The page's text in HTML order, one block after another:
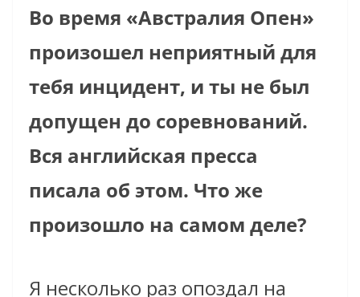
Во время «Австралия Опен»
произошел неприятный для
тебя инцидент, и ты не был
допущен до соревнований.
Вся английская пресса
писала об этом. Что же
произошло на самом деле?
Я несколько раз опоздал на